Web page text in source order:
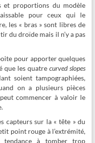
et proportions du modèle
pour ceux qui le
les « bras » sont libres de
du droïde mais il n’y a pas
pour apporter quelques
que les quatrecurved slopes
soient tampographiées,
on a plusieurs pièces
commencer à valoir le
capteurs sur la « tête » du
point rouge à l’extrémité,
à tomber trop